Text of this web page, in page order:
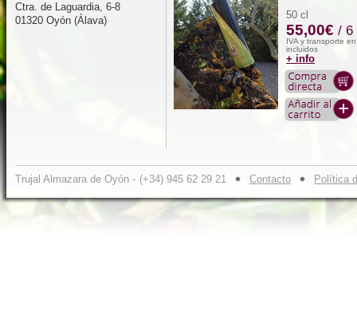
Ctra. de Laguardia, 6-8
01320 Oyón (Álava)
50 cl
55,00€ / 6
IVA y transporte
incluidos
+ info
Trujal Almazara de Oyón - (+34) 945 62 29 21 Contacto Política